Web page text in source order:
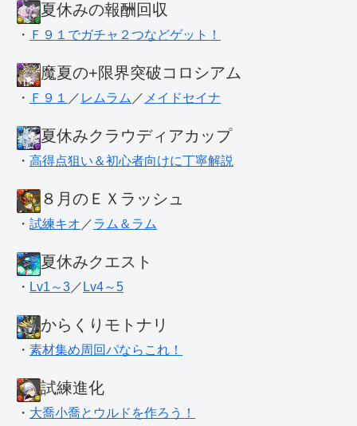
夏休みの報酬回収
・ Ｆ９１でガチャ２つなどゲット！
魔夏の+限界突破コロシアム
・ Ｆ９１ ／ レムラム ／ メイドセイナ
夏休みクラウディアカップ
・ 高得点狙い＆初心者向けに丁寧解説
８月のＥＸラッシュ
・ 試練キオ ／ラム＆ラム
夏休みクエスト
・ Lv1～3 ／ Lv4～5
からくりモトナリ
・ 素材集め周回パならこれ！
試練進化
・ 大喬小喬とウルドを作ろう！